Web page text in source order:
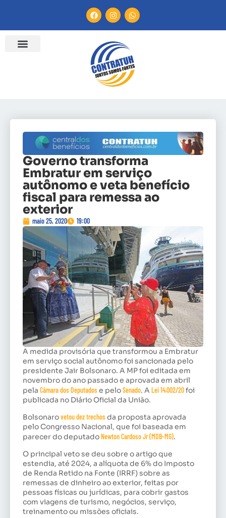
Governo transforma
Embratur em serviço
autônomo e veta benefício
fiscal para remessa ao
exterior
maio 25, 2020 19:00
A medida provisória que transformou a Embratur
em serviço social autônomo foi sancionada pelo
presidente Jair Bolsonaro. A MP foi editada em
novembro do ano passado e aprovada em abril
pela Câmara dos Deputadose peloSenado. A Lei 14.002/20foi
publicada no Diário Oficial da União.
Bolsonarovetou dez trechosda proposta aprovada
pelo Congresso Nacional, que foi baseada em
parecer do deputadoNewton Cardoso Jr (MDB-MG).
O principal vetose deu sobre o artigo que
estendia, até 2024, a alíquota de 6% do Imposto
de Renda Retido na Fonte (IRRF) sobre as
remessas de dinheiro ao exterior, feitas por
pessoas físicas ou jurídicas, para cobrir gastos
com viagens de turismo, negócios, serviço,
treinamento ou missões oficiais.